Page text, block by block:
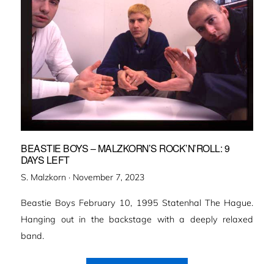
BEASTIE BOYS – MALZKORN’S ROCK’N’ROLL: 9
DAYS LEFT
S. Malzkorn · Veröffentlicht
November 7, 2023
Beastie Boys February 10, 1995 Statenhal The Hague.
Hanging out in the backstage with a deeply relaxed
band.